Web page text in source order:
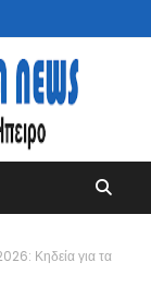
Κηδεία για τα